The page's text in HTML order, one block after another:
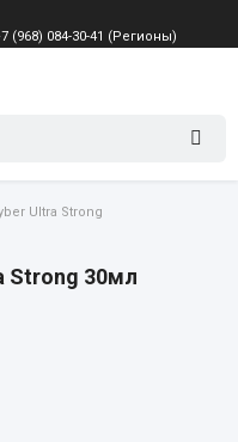
(968) 084-30-41 (Регионы)
Ultra Strong
Strong 30мл